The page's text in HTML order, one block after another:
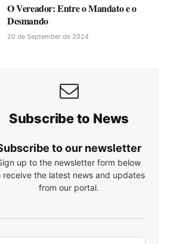
O Vereador: Entre o Mandato e o
Desmando
20 de September de 2024
Subscribe to News
to our newsletter
up to the newsletter form below
receive the latest news and updates
from our portal.